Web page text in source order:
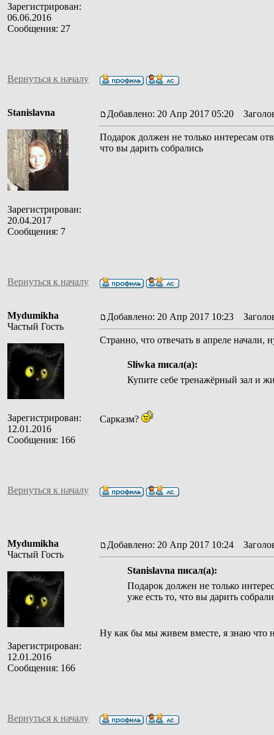
Зарегистрирован:
06.06.2016
Сообщения: 27
Вернуться к началу
Stanislavna
Зарегистрирован:
20.04.2017
Сообщения: 7
Добавлено: 20 Апр 2017 05:20
Подарок должен не только интересам
что вы дарить собрались
Вернуться к началу
Mydumikha
Частый Гость
Зарегистрирован:
12.01.2016
Сообщения: 166
Добавлено: 20 Апр 2017 10:23
Странно, что отвечать в апреле начали,
Sliwka писал(а):
Купите себе тренажёрный зал и
Сарказм?
Вернуться к началу
Mydumikha
Частый Гость
Зарегистрирован:
12.01.2016
Сообщения: 166
Добавлено: 20 Апр 2017 10:24
Stanislavna писал(а):
Подарок должен не только
уже есть то, что вы дарить
Ну как бы мы живем вместе, я знаю что
Вернуться к началу